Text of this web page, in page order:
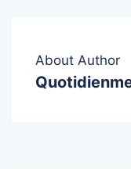
About Author